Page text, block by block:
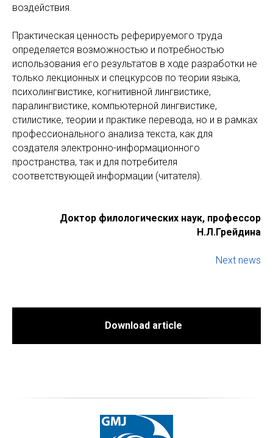
воздействия.
Практическая ценность реферируемого труда
определяется возможностью и потребностью
использования его результатов в ходе разработки не
только лекционных и спецкурсов по теории языка,
психолингвистике, когнитивной лингвистике,
паралингвистике, компьютерной лингвистике,
стилистике, теории и практике перевода, но и в рамках
профессионального анализа текста, как для
создателя электронно-информационного
пространства, так и для потребителя
соответствующей информации (читателя).
Доктор филологических наук, профессор
Н.Л.Грейдина
Next news
Download article